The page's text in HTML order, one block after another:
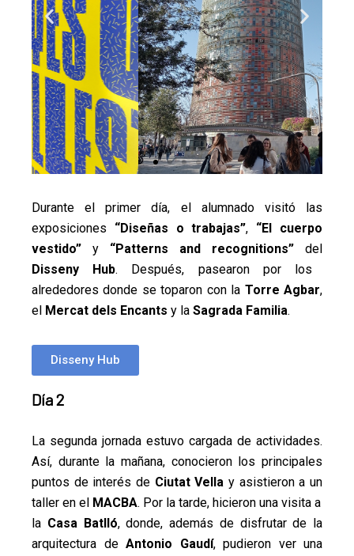
Durante el primer día, el alumnado visitó las
exposiciones “Diseñas o trabajas”, “El cuerpo
vestido” y “Patterns and recognitions” del
Disseny Hub. Después, pasearon por los
alrededores donde se toparon con la Torre Agbar,
el Mercat dels Encants y la Sagrada Familia.
Disseny Hub
Día 2
La segunda jornada estuvo cargada de actividades.
Así, durante la mañana, conocieron los principales
puntos de interés de Ciutat Vella y asistieron a un
taller en el MACBA. Por la tarde, hicieron una visita a
la Casa Batlló, donde, además de disfrutar de la
arquitectura de Antonio Gaudí, pudieron ver una